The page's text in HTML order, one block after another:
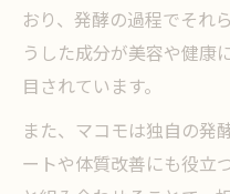
おり、発酵の過程でそれ
うした成分が美容や健康
目されています。
また、マコモは独自の発
ートや体質改善にも役立